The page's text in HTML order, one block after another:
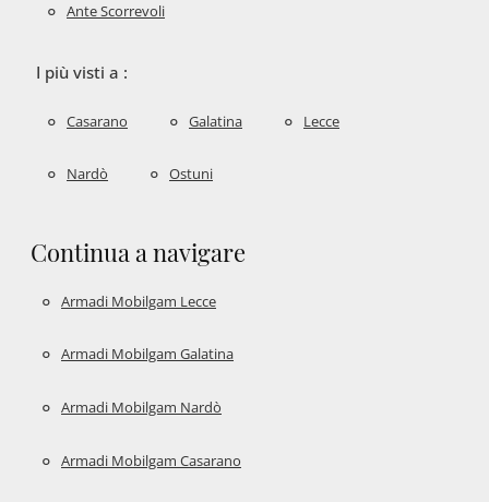
Ante Scorrevoli
I più visti a :
Casarano Galatina Lecce
Nardò Ostuni
Continua a navigare
Armadi Mobilgam Lecce
Armadi Mobilgam Galatina
Armadi Mobilgam Nardò
Armadi Mobilgam Casarano